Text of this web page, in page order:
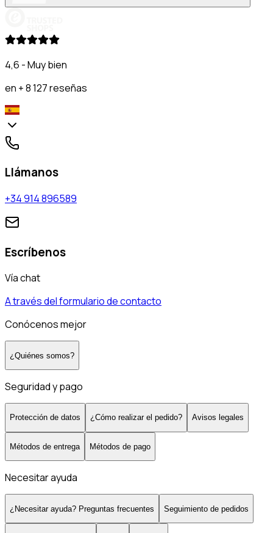
4,6 - Muy bien
en + 8 127 reseñas
Llámanos
+34 914 896589
Escríbenos
Vía chat
A través del formulario de contacto
Conócenos mejor
¿Quiénes somos?
Seguridad y pago
Protección de datos ¿Cómo realizar el pedido? Avisos legales
Métodos de entrega Métodos de pago
Necesitar ayuda
¿Necesitar ayuda? Preguntas frecuentes Seguimiento de pedidos